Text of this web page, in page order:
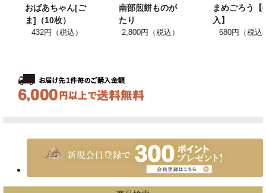
おばあちゃん[ご
ま]（10枚）
432円（税込）
南部煎餅ものが
たり
2,800円（税込）
まめごろう【
入】
680円（税込